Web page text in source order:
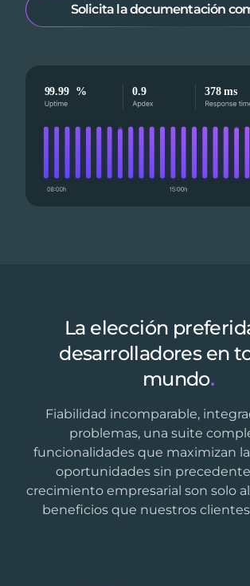
Solicita la documentación
La elección
desarrolladores en
mundo.
Fiabilidad incomparable,
problemas, una suite
funcionalidades que maximizan
oportunidades sin
crecimiento empresarial son solo
beneficios que nuestros